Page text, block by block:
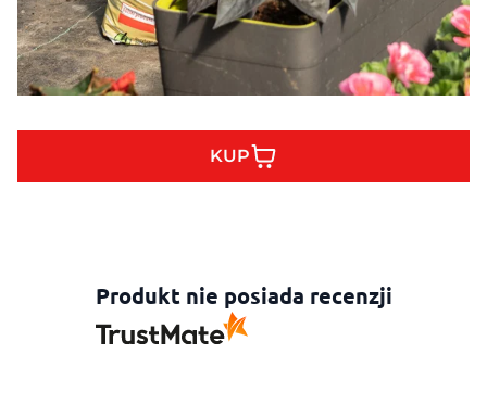
KUP
Produkt nie posiada recenzji